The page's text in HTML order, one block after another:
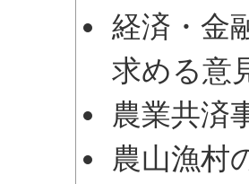
経済・金
求める意
農業共済
農山漁村